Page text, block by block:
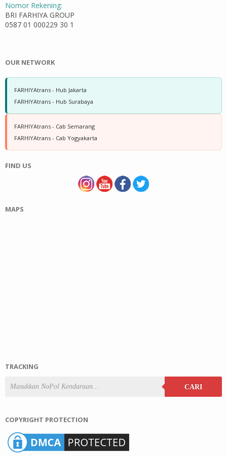
Nomor Rekening:
BRI FARHIYA GROUP
0587 01 000229 30 1
OUR NETWORK
FARHIYAtrans - Hub Jakarta
FARHIYAtrans - Hub Surabaya
FARHIYAtrans - Cab Semarang
FARHIYAtrans - Cab Yogyakarta
FIND US
MAPS
TRACKING
CARI
COPYRIGHT PROTECTION